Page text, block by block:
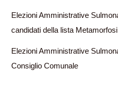
Elezioni Amministrative
candidati della lista Metamorfosi
Elezioni Amministrative
Consiglio Comunale